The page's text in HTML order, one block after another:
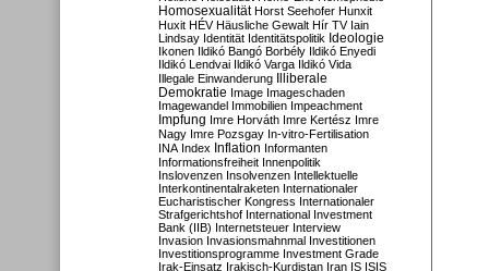
Homosexualität Horst Seehofer Hunxit
Huxit HÉV Häusliche Gewalt Hír TV Iain
Lindsay Identität Identitätspolitik Ideologie
Ikonen Ildikó Bangó Borbély Ildikó Enyedi
Ildikó Lendvai Ildikó Varga Ildikó Vida
Illegale Einwanderung Illiberale
Demokratie Image Imageschaden
Imagewandel Immobilien Impeachment
Impfung Imre Horváth Imre Kertész Imre
Nagy Imre Pozsgay In-vitro-Fertilisation
INA Index Inflation Informanten
Informationsfreiheit Innenpolitik
Inslovenzen Insolvenzen Intellektuelle
Interkontinentalraketen Internationaler
Eucharistischer Kongress Internationaler
Strafgerichtshof International Investment
Bank (IIB) Internetsteuer Interview
Invasion Invasionsmahnmal Investitionen
Investitionsprogramme Investment Grade
Irak-Einsatz Irakisch-Kurdistan Iran IS ISIS